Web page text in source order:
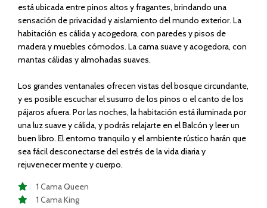
está ubicada entre pinos altos y fragantes, brindando una
sensación de privacidad y aislamiento del mundo exterior. La
habitación es cálida y acogedora, con paredes y pisos de
madera y muebles cómodos. La cama suave y acogedora, con
mantas cálidas y almohadas suaves.
Los grandes ventanales ofrecen vistas del bosque circundante,
y es posible escuchar el susurro de los pinos o el canto de los
pájaros afuera. Por las noches, la habitación está iluminada por
una luz suave y cálida, y podrás relajarte en el Balcón y leer un
buen libro. El entorno tranquilo y el ambiente rústico harán que
sea fácil desconectarse del estrés de la vida diaria y
rejuvenecer mente y cuerpo.
1 Cama Queen
1 Cama King